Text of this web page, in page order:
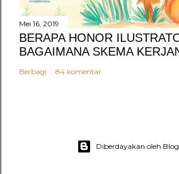
Mei 16, 2019
BERAPA HONOR
BAGAIMANA SKEMA
Berbagi 84 komentar
Diberdayakan oleh